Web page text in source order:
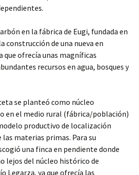
en la fábrica de Eugi, fundada en
construcción de una nueva en
que ofrecía unas magníficas
recursos en agua, bosques y
se planteó como núcleo
en el medio rural (fábrica/población)
productivo de localización
materias primas. Para su
una finca en pendiente donde
lejos del núcleo histórico de
Legarza, ya que ofrecía las